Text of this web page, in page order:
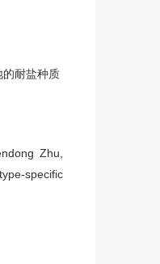
耐盐种质
Zhu,
specific